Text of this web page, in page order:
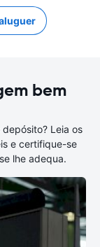
bem
Leia os
e certifique-se
lhe adequa.